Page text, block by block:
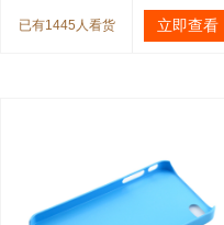
已有1445人看货 立即查看